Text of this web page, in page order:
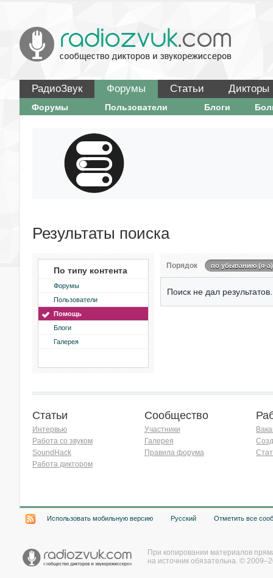
РадиоЗвук Форумы Статьи Дикторы
Форумы Пользователи Блоги
Результаты поиска
По типу контента
Форумы
Пользователи
Помощь
Блоги
Галерея
Порядок по убыванию (я-а)
Поиск не дал результатов.
Статьи
Интервью
Работа со звуком
SoundHack
Работа диктором
Сообщество
Участники
Галерея
Правила форума
Использовать мобильную версию Русский Отметить все
При копировании материалов
на источник обязательна. ©